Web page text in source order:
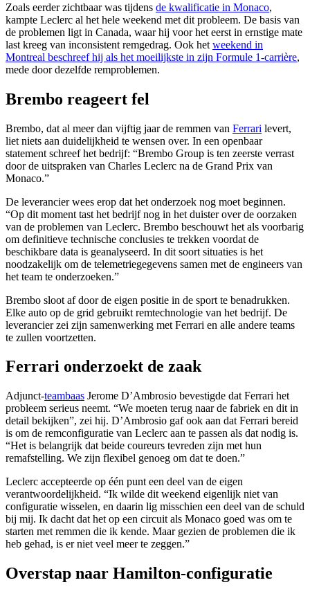
Zoals eerder zichtbaar was tijdens de kwalificatie in Monaco,
kampte Leclerc al het hele weekend met dit probleem. De basis van
de problemen ligt in Canada, waar hij voor het eerst in ernstige mate
last kreeg van inconsistent remgedrag. Ook het weekend in
Montreal beschreef hij als het moeilijkste in zijn Formule 1-carrière,
mede door dezelfde remproblemen.
Brembo reageert fel
Brembo, dat al meer dan vijftig jaar de remmen van Ferrari levert,
liet niets aan duidelijkheid te wensen over. In een openbaar
statement schreef het bedrijf: “Brembo Group is ten zeerste verrast
door de uitspraken van Charles Leclerc na de Grand Prix van
Monaco.”
De leverancier wees erop dat het onderzoek nog moet beginnen.
“Op dit moment tast het bedrijf nog in het duister over de oorzaken
van de problemen van Leclerc. Brembo beschouwt het als voorbarig
om definitieve technische conclusies te trekken voordat de
beschikbare data is geanalyseerd. In dit soort situaties is het
noodzakelijk om de telemetriegegevens samen met de engineers van
het team te onderzoeken.”
Brembo sloot af door de eigen positie in de sport te benadrukken.
Elke auto op de grid gebruikt remtechnologie van het bedrijf. De
leverancier zei zijn samenwerking met Ferrari en alle andere teams
te zullen voortzetten.
Ferrari onderzoekt de zaak
Adjunct-teambaas Jerome D’Ambrosio bevestigde dat Ferrari het
probleem serieus neemt. “We moeten terug naar de fabriek en dit in
detail bekijken”, zei hij. D’Ambrosio gaf ook aan dat Ferrari bereid
is om de remconfiguratie van Leclerc aan te passen als dat nodig is.
“Het is belangrijk dat beide coureurs tevreden zijn met hun
remafstelling. We zijn flexibel genoeg om dat te doen.”
Leclerc accepteerde op één punt een deel van de eigen
verantwoordelijkheid. “Ik wilde dit weekend eigenlijk niet van
configuratie wisselen, en daarin lig misschien een deel van de schuld
bij mij. Ik dacht dat het op een circuit als Monaco goed was om te
starten met remmen die ik kende. Maar gezien de problemen die ik
heb gehad, is er niet veel meer te zeggen.”
Overstap naar Hamilton-configuratie